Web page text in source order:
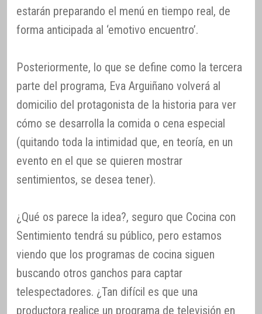
estarán preparando el menú en tiempo real, de
forma anticipada al ‘emotivo encuentro’.
Posteriormente, lo que se define como la tercera
parte del programa, Eva Arguiñano volverá al
domicilio del protagonista de la historia para ver
cómo se desarrolla la comida o cena especial
(quitando toda la intimidad que, en teoría, en un
evento en el que se quieren mostrar
sentimientos, se desea tener).
¿Qué os parece la idea?, seguro que Cocina con
Sentimiento tendrá su público, pero estamos
viendo que los programas de cocina siguen
buscando otros ganchos para captar
telespectadores. ¿Tan difícil es que una
productora realice un programa de televisión en